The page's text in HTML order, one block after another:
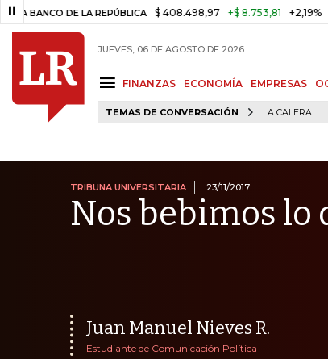
DE LA REPÚBLICA $ 408.498,97 +$ 8.753,81 +2,19%
JUEVES, 06 DE AGOSTO DE 2026
FINANZAS ECONOMÍA EMPRESAS
TEMAS DE CONVERSACIÓN LA CALERA
TRIBUNA UNIVERSITARIA 23/11/2017
Nos bebimos lo
Juan Manuel Nieves R.
Estudiante de Comunicación Política